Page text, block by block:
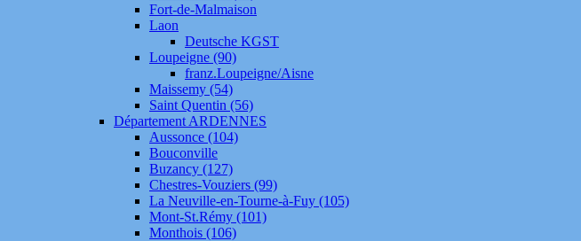
Fort-de-Malmaison
Laon
Deutsche KGST
Loupeigne (90)
franz.Loupeigne/Aisne
Maissemy (54)
Saint Quentin (56)
Département ARDENNES
Aussonce (104)
Bouconville
Buzancy (127)
Chestres-Vouziers (99)
La Neuville-en-Tourne-à-Fuy (105)
Mont-St.Rémy (101)
Monthois (106)